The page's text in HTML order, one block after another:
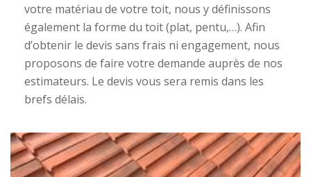
votre matériau de votre toit, nous y définissons
également la forme du toit (plat, pentu,…). Afin
d’obtenir le devis sans frais ni engagement, nous
proposons de faire votre demande auprès de nos
estimateurs. Le devis vous sera remis dans les
brefs délais.